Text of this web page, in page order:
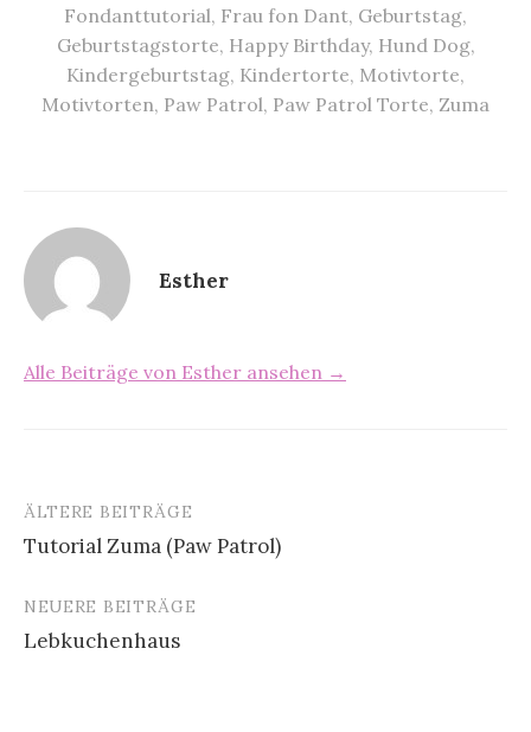
Fondanttutorial, Frau fon Dant, Geburtstag,
Geburtstagstorte, Happy Birthday, Hund Dog,
Kindergeburtstag, Kindertorte, Motivtorte,
Motivtorten, Paw Patrol, Paw Patrol Torte, Zuma
Esther
Alle Beiträge von Esther ansehen →
e
ÄLTERE BEITRÄGE
Tutorial Zuma (Paw Patrol)
NEUERE BEITRÄGE
Lebkuchenhaus